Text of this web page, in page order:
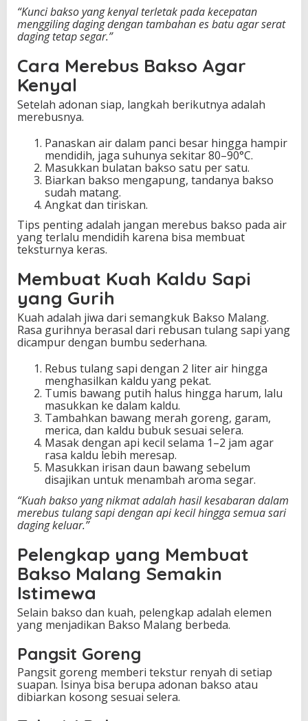
“Kunci bakso yang kenyal terletak pada kecepatan
menggiling daging dengan tambahan es batu agar serat
daging tetap segar.”
Cara Merebus Bakso Agar
Kenyal
Setelah adonan siap, langkah berikutnya adalah
merebusnya.
Panaskan air dalam panci besar hingga hampir
mendidih, jaga suhunya sekitar 80–90°C.
Masukkan bulatan bakso satu per satu.
Biarkan bakso mengapung, tandanya bakso
sudah matang.
Angkat dan tiriskan.
Tips penting adalah jangan merebus bakso pada air
yang terlalu mendidih karena bisa membuat
teksturnya keras.
Membuat Kuah Kaldu Sapi
yang Gurih
Kuah adalah jiwa dari semangkuk Bakso Malang.
Rasa gurihnya berasal dari rebusan tulang sapi yang
dicampur dengan bumbu sederhana.
Rebus tulang sapi dengan 2 liter air hingga
menghasilkan kaldu yang pekat.
Tumis bawang putih halus hingga harum, lalu
masukkan ke dalam kaldu.
Tambahkan bawang merah goreng, garam,
merica, dan kaldu bubuk sesuai selera.
Masak dengan api kecil selama 1–2 jam agar
rasa kaldu lebih meresap.
Masukkan irisan daun bawang sebelum
disajikan untuk menambah aroma segar.
“Kuah bakso yang nikmat adalah hasil kesabaran dalam
merebus tulang sapi dengan api kecil hingga semua sari
daging keluar.”
Pelengkap yang Membuat
Bakso Malang Semakin
Istimewa
Selain bakso dan kuah, pelengkap adalah elemen
yang menjadikan Bakso Malang berbeda.
Pangsit Goreng
Pangsit goreng memberi tekstur renyah di setiap
suapan. Isinya bisa berupa adonan bakso atau
dibiarkan kosong sesuai selera.